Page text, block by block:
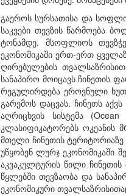
გაეროს სურსათისა და
საკვები თევზის წარმოება
ტონამდე. მსოფლიოს
ეკონომიკაში ერთ-ერთ
ღირებულების
სანაპირო მოიცავს ჩინეთის
რეგულირდება ეროვნული
გარემოს დაცვას. ჩინეთს
აღრიცხვის სისტემა
კლასიფიკატორებს ოკეანის
მთელი ჩინეთის
უწყობენ ლურჯ ეკონომიკაში
აკვაკულტურის წილი
წყლებში თევზაობა და
ეკონომიკური